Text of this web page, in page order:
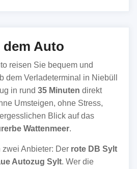
Auto
reisen Sie bequem und
dem Verladeterminal in Niebüll
in rund 35 Minuten direkt
Umsteigen, ohne Stress,
Blick auf das
Wattenmeer.
Anbieter: Der rote DB Sylt
Autozug Sylt. Wer die